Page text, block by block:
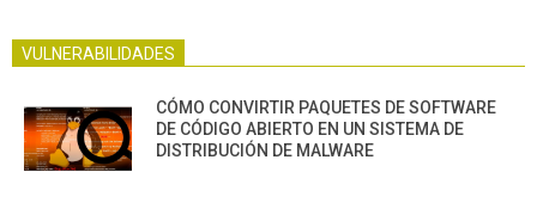
VULNERABILIDADES
CÓMO CONVIRTIR PAQUETES DE SOFTWARE
DE CÓDIGO ABIERTO EN UN SISTEMA DE
DISTRIBUCIÓN DE MALWARE